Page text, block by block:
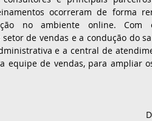
ocorreram de forma
no ambiente online.
de vendas e a condução do
e a central de
equipe de vendas, para ampliar